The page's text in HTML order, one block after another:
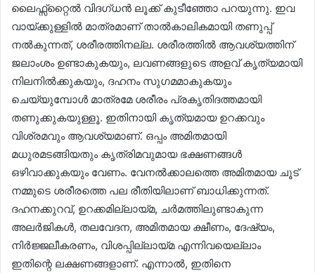
ലൈഫ്സ്റ്റൈൽ വിദഗ്ധൻ ലൂക്ക് കുടീഞ്ഞോ പറയുന്നു. ഇവ
വായ്ക്കുള്ളിൽ മാത്രമാണ് താൽകാലികമായി തണുപ്പ്
നൽകുന്നത്, ശരീരത്തിനല്ല. ശരീരത്തിൽ ആവശ്യത്തിന്
ജലാംശം ഉണ്ടാകുകയും, ലവണങ്ങളുടെ അളവ് കൃത്യമായി
നിലനിൽക്കുകയും, ദഹനം സുഗമമാകുകയും
ചെയ്യുമ്പോൾ മാത്രമേ ശരീരം പ്രകൃതിദത്തമായി
തണുക്കുകയുള്ളൂ. ഇതിനായി കൃത്യമായ ഉറക്കവും
വിശ്രമവും ആവശ്യമാണ്. ഒപ്പം അമിതമായി
മധുരമടങ്ങിയതും കൃത്രിമവുമായ ഭക്ഷണങ്ങൾ
ഒഴിവാക്കുകയും വേണം. വേനൽക്കാലത്തെ അമിതമായ ചൂട്
നമ്മുടെ ശരീരത്തെ പല രീതിയിലാണ് ബാധിക്കുന്നത്.
ദഹനക്കുറവ്, ഉറക്കമില്ലായ്മ, ചർമത്തിലുണ്ടാകുന്ന
അലർജികൾ, തലവേദന, അമിതമായ ക്ഷീണം, ദേഷ്യം,
നിർജ്ജലീകരണം, വിശപ്പില്ലായ്മ എന്നിവയെല്ലാം
ഇതിന്റെ ലക്ഷണങ്ങളാണ്. എന്നാൽ, ഇതിനെ